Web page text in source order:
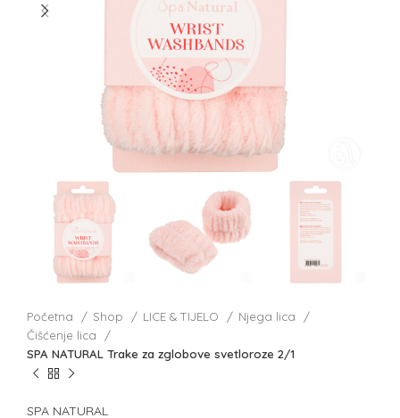
Početna Shop LICE & TIJELO
Njega lica
Čišćenje lica
SPA NATURAL Trake za zglobove svetloroze 2/1
SPA NATURAL